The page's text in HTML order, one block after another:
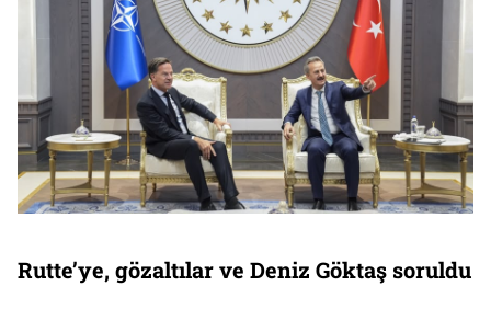
Rutte’ye, gözaltılar ve Deniz Göktaş soruldu